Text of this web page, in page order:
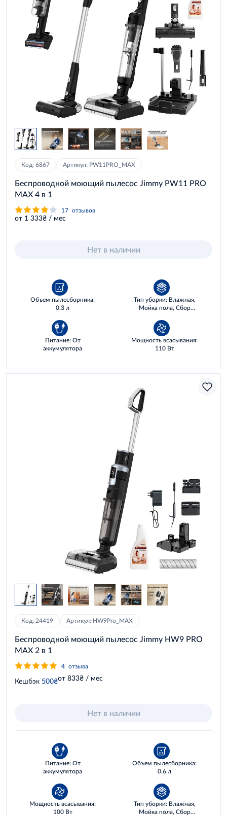
Код: 6867 Артикул: PW11PRO_MAX
Беспроводной моющий пылесос Jimmy PW11 PRO
MAX 4 в 1
17 отзывов
от 1 333₴ / мес
Нет в наличии
Объем пылесборника:
0.3 л
Тип уборки: Влажная,
Мойка пола, Сбор
Питание: От
аккумулятора
Мощность всасывания:
110 Вт
Код: 24419 Артикул: HW9Pro_MAX
Беспроводной моющий пылесос Jimmy HW9 PRO
MAX 2 в 1
4 отзыва
Кешбэк 500₴от 833₴ / мес
Нет в наличии
Питание: От
аккумулятора
Объем пылесборника:
0.6 л
Мощность всасывания:
100 Вт
Тип уборки: Влажная,
Мойка пола, Сбор